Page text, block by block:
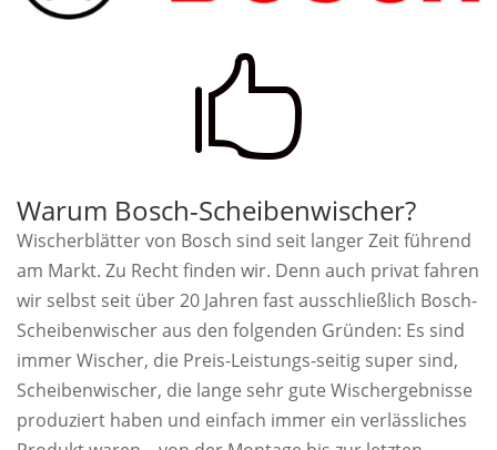

Warum Bosch-Scheibenwischer?
Wischerblätter von Bosch sind seit langer Zeit führend
am Markt. Zu Recht finden wir. Denn auch privat fahren
wir selbst seit über 20 Jahren fast ausschließlich Bosch-
Scheibenwischer aus den folgenden Gründen: Es sind
immer Wischer, die Preis-Leistungs-seitig super sind,
Scheibenwischer, die lange sehr gute Wischergebnisse
produziert haben und einfach immer ein verlässliches